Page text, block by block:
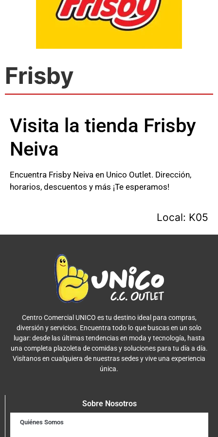
Frisby
Visita la tienda Frisby
Neiva
Encuentra Frisby Neiva en Unico Outlet. Dirección,
horarios, descuentos y más ¡Te esperamos!
Local: K05
Centro Comercial UNICO es tu destino ideal para compras,
diversión y servicios. Encuentra todo lo que buscas en un solo
lugar: desde las últimas tendencias en moda y tecnología, hasta
una completa plazoleta de comidas y soluciones para tu día a día.
Visítanos en cualquiera de nuestras sedes y vive una experiencia
única.
Sobre Nosotros
Quiénes Somos